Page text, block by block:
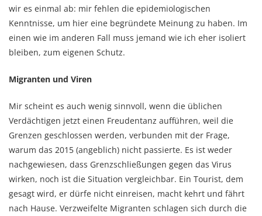
wir es einmal ab: mir fehlen die epidemiologischen
Kenntnisse, um hier eine begründete Meinung zu haben. Im
einen wie im anderen Fall muss jemand wie ich eher isoliert
bleiben, zum eigenen Schutz.
Migranten und Viren
Mir scheint es auch wenig sinnvoll, wenn die üblichen
Verdächtigen jetzt einen Freudentanz aufführen, weil die
Grenzen geschlossen werden, verbunden mit der Frage,
warum das 2015 (angeblich) nicht passierte. Es ist weder
nachgewiesen, dass Grenzschließungen gegen das Virus
wirken, noch ist die Situation vergleichbar. Ein Tourist, dem
gesagt wird, er dürfe nicht einreisen, macht kehrt und fährt
nach Hause. Verzweifelte Migranten schlagen sich durch die